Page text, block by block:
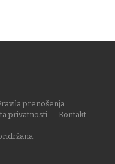
prenošenja
privatnosti
Kontakt